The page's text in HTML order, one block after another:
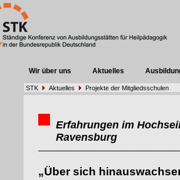
Wir über uns Aktuelles
STK Aktuelles Projekte der Mitgliedsschulen
Erfahrungen im
Ravensburg
„Über sich